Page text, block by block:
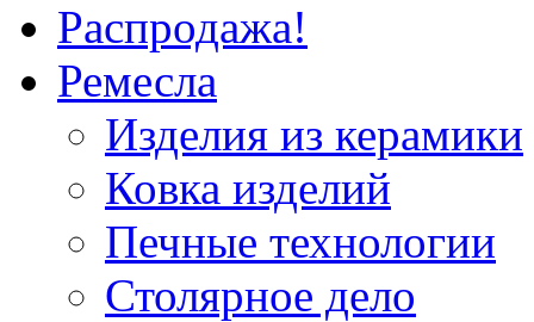
Распродажа!
Ремесла
Изделия из керамики
Ковка изделий
Печные технологии
Столярное дело